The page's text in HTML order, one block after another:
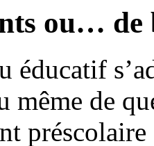
ou… de
éducatif
même de